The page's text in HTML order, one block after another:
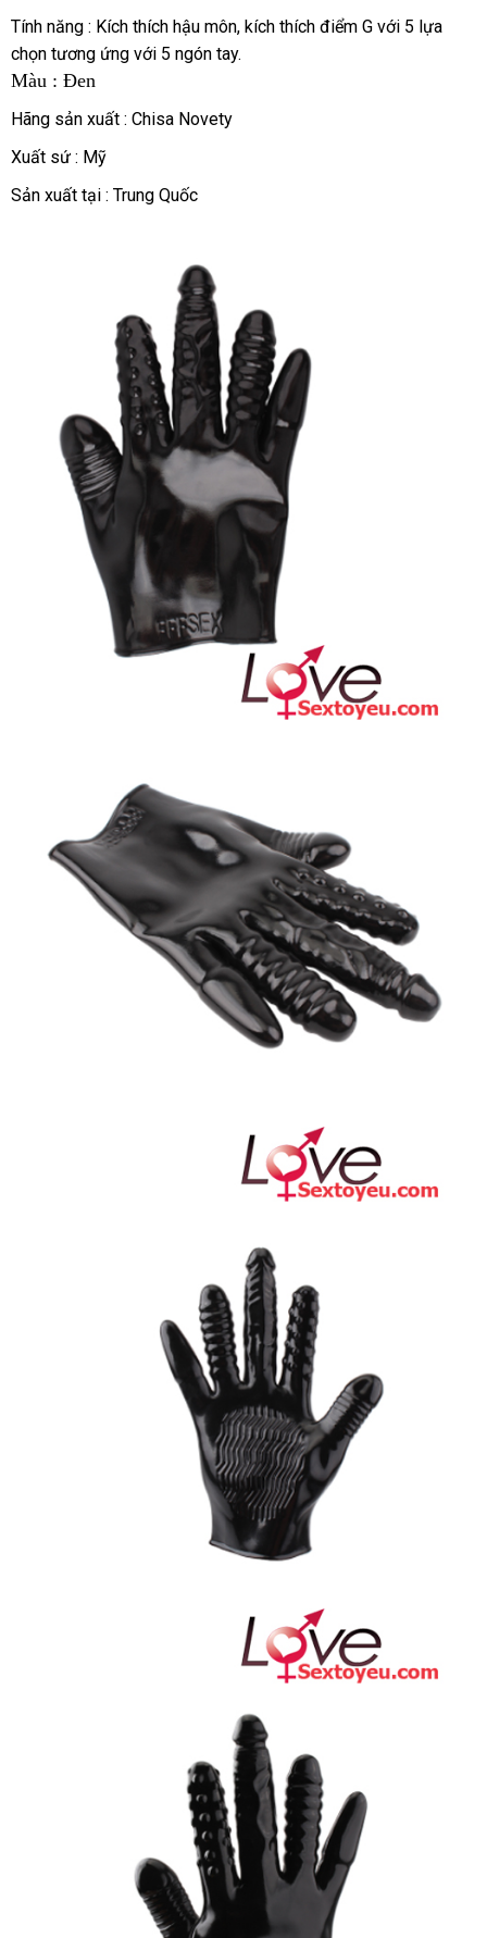
Tính năng : Kích thích hậu mônnhập
khẩu
, kích thích điểm G amazon
với 5 lựa
chọn tương ứng bỏ
với 5 ngón tay.
Màu : Đen
Hãng sản xuất : Chisa Novety
Xuất sứ : Mỹ
Sản xuất tại : Trung Quốc